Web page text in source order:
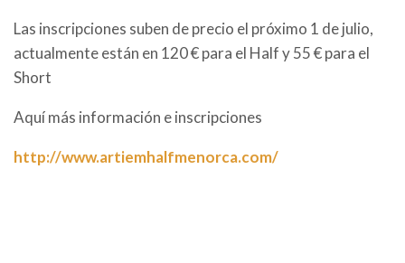
Las inscripciones suben de precio el próximo 1 de julio,
actualmente están en 120 € para el Half y 55 € para el
Short
Aquí más información e inscripciones
http://www.artiemhalfmenorca.com/